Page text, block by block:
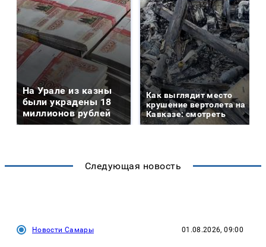
На Урале из казны
были украдены 18
миллионов рублей
Как выглядит место
крушение вертолета на
Кавказе: смотреть
Следующая новость
Новости Самары 01.08.2026, 09:00